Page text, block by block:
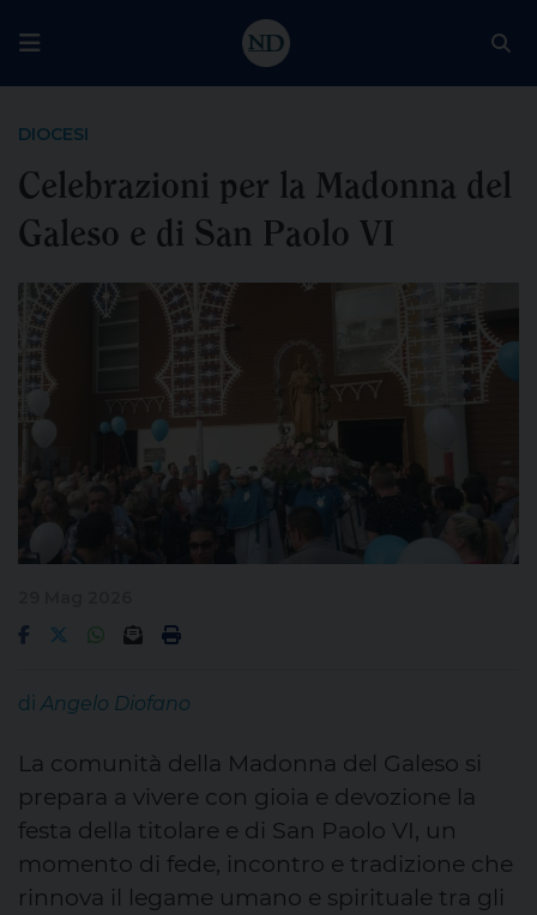
DIOCESI
Celebrazioni per la Madonna del
Galeso e di San Paolo VI
di Angelo Diofano
La comunità della Madonna del Galeso si
prepara a vivere con gioia e devozione la
festa della titolare e di San Paolo VI, un
momento di fede, incontro e tradizione che
rinnova il legame umano e spirituale tra gli